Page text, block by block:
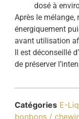
dosé à
Après le mélange,
énergiquement
avant utilisation
Il est déconseillé
de préserver
Catégories E-
bonbons /